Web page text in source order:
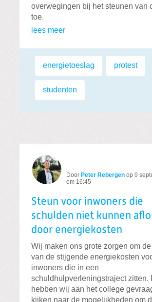
overwegingen bij het steunen van
toe.
lees meer
energietoeslag protest
studenten
Door Peter Rebergen op 9
om 16:45
Steun voor inwoners die
schulden niet kunnen
door energiekosten
Wij maken ons grote zorgen om
van de stijgende energiekosten
inwoners die in een
schuldhulpverleningstraject zitten.
hebben wij aan het college
kijken naar de mogelijkheden om